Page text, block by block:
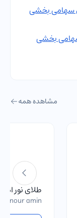
سهامی بخشی
بخشی
مشاهده همه
طلای نور
nour amin